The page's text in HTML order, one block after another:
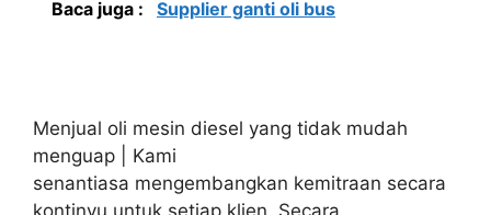
Baca juga : Supplier ganti oli bus
Menjual oli mesin diesel yang tidak mudah
menguap | Kami
senantiasa mengembangkan kemitraan secara
kontinyu untuk setiap klien. Secara